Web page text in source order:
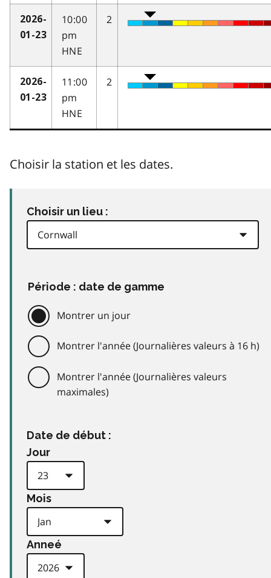
2026-
01-23
10:00
pm
HNE
2
2026-
01-23
11:00
pm
HNE
2
Choisir la station et les dates.
Choisir un lieu :
Période : date de gamme
Montrer un jour
Montrer l'année (Journalières valeurs à 16 h)
Montrer l'année (Journalières valeurs
maximales)
Date de début :
Jour
Mois
Anneé